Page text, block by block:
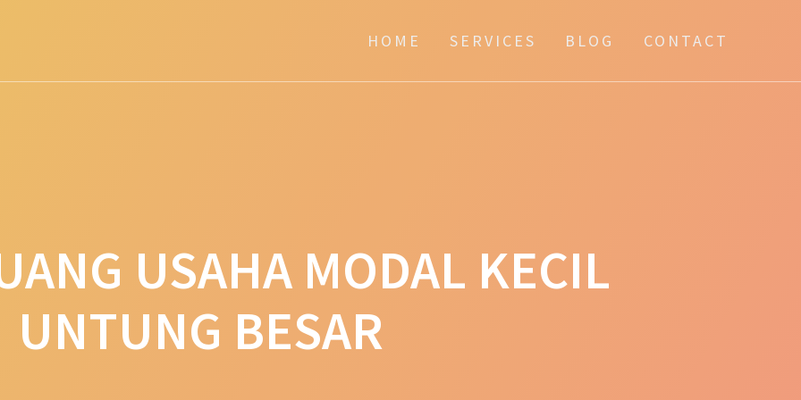
HOME SERVICES BLOG CONTACT
USAHA MODAL KECIL
UNTUNG BESAR